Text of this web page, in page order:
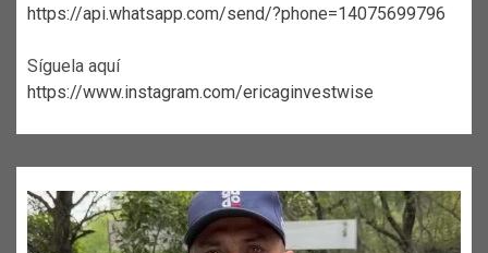
https://api.whatsapp.com/send/?phone=14075699796
Síguela aquí
https://www.instagram.com/ericaginvestwise